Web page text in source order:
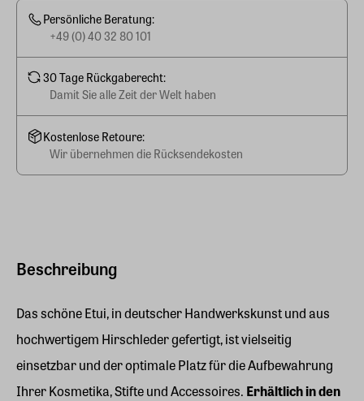
Beschreibung
Das schöne Etui, in deutscher Handwerkskunst und aus
hochwertigem Hirschleder gefertigt, ist vielseitig
einsetzbar und der optimale Platz für die Aufbewahrung
Ihrer Kosmetika, Stifte und Accessoires. Erhältlich in den
Persönliche Beratung:
+49 (0) 40 32 80 101
30 Tage Rückgaberecht:
Damit Sie alle Zeit der Welt haben
Kostenlose Retoure:
Wir übernehmen die Rücksendekosten